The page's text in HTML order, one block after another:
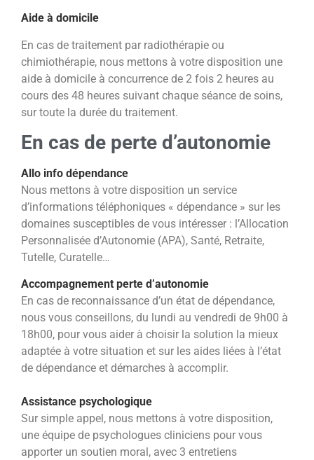
Aide à domicile
En cas de traitement par radiothérapie ou
chimiothérapie, nous mettons à votre disposition une
aide à domicile à concurrence de 2 fois 2 heures au
cours des 48 heures suivant chaque séance de soins,
sur toute la durée du traitement.
En cas de perte d’autonomie
Allo info dépendance
Nous mettons à votre disposition un service
d’informations téléphoniques « dépendance » sur les
domaines susceptibles de vous intéresser : l’Allocation
Personnalisée d’Autonomie (APA), Santé, Retraite,
Tutelle, Curatelle…
Accompagnement perte d’autonomie
En cas de reconnaissance d’un état de dépendance,
nous vous conseillons, du lundi au vendredi de 9h00 à
18h00, pour vous aider à choisir la solution la mieux
adaptée à votre situation et sur les aides liées à l’état
de dépendance et démarches à accomplir.
Assistance psychologique
Sur simple appel, nous mettons à votre disposition,
une équipe de psychologues cliniciens pour vous
apporter un soutien moral, avec 3 entretiens